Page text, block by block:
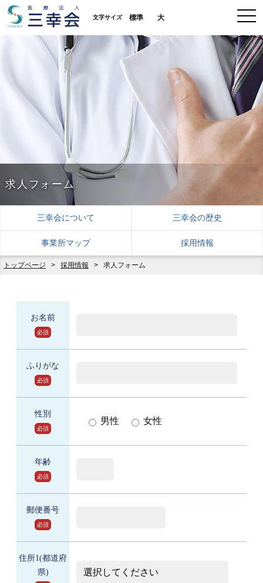
文字サイズ 標準 大
求人フォーム
三幸会について 三幸会の歴史
事業所マップ 採用情報
トップページ > 採用情報 > 求人フォーム
お名前
必須
ふりがな
必須
性別
必須
男性 女性
年齢
必須
郵便番号
必須
住所1(都道府
県)